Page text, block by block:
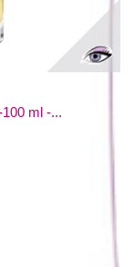
ml -...